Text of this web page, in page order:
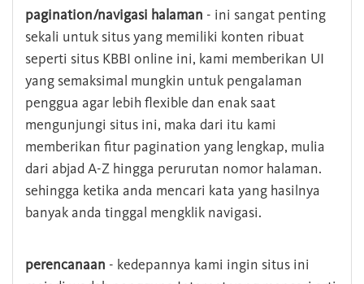
pagination/navigasi halaman - ini sangat penting
sekali untuk situs yang memiliki konten ribuat
seperti situs KBBI online ini, kami memberikan UI
yang semaksimal mungkin untuk pengalaman
penggua agar lebih flexible dan enak saat
mengunjungi situs ini, maka dari itu kami
memberikan fitur pagination yang lengkap, mulia
dari abjad A-Z hingga perurutan nomor halaman.
sehingga ketika anda mencari kata yang hasilnya
banyak anda tinggal mengklik navigasi.
perencanaan - kedepannya kami ingin situs ini